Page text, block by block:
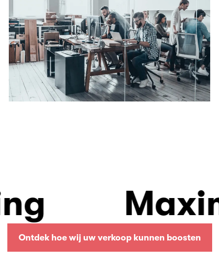
Ontdek hoe wij uw verkoop kunnen boosten
Ontdek hoe wij uw verkoop kunnen boosten